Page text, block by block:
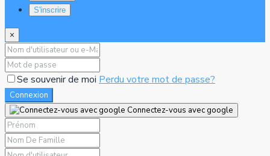
S'inscrire
×
Se souvenir de moi Perdu votre mot de passe?
Connexion
Connectez-vous avec google